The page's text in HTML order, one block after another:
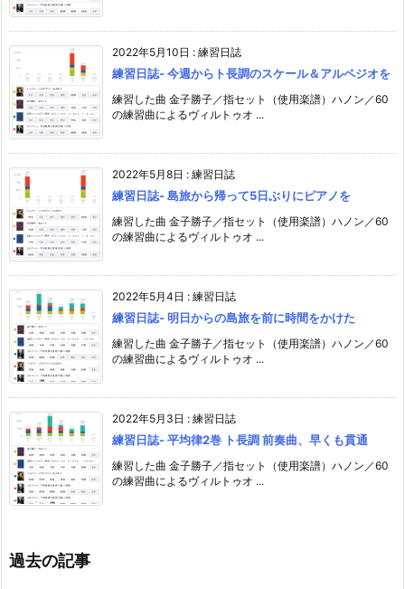
2022年5月10日 : 練習日誌
練習日誌- 今週からト長調のスケール＆アルペジオを
練習した曲 金子勝子／指セット（使用楽譜）ハノン／60
の練習曲によるヴィルトゥオ ...
2022年5月8日 : 練習日誌
練習日誌- 島旅から帰って5日ぶりにピアノを
練習した曲 金子勝子／指セット（使用楽譜）ハノン／60
の練習曲によるヴィルトゥオ ...
2022年5月4日 : 練習日誌
練習日誌- 明日からの島旅を前に時間をかけた
練習した曲 金子勝子／指セット（使用楽譜）ハノン／60
の練習曲によるヴィルトゥオ ...
2022年5月3日 : 練習日誌
練習日誌- 平均律2巻 ト長調 前奏曲、早くも貫通
練習した曲 金子勝子／指セット（使用楽譜）ハノン／60
の練習曲によるヴィルトゥオ ...
過去の記事